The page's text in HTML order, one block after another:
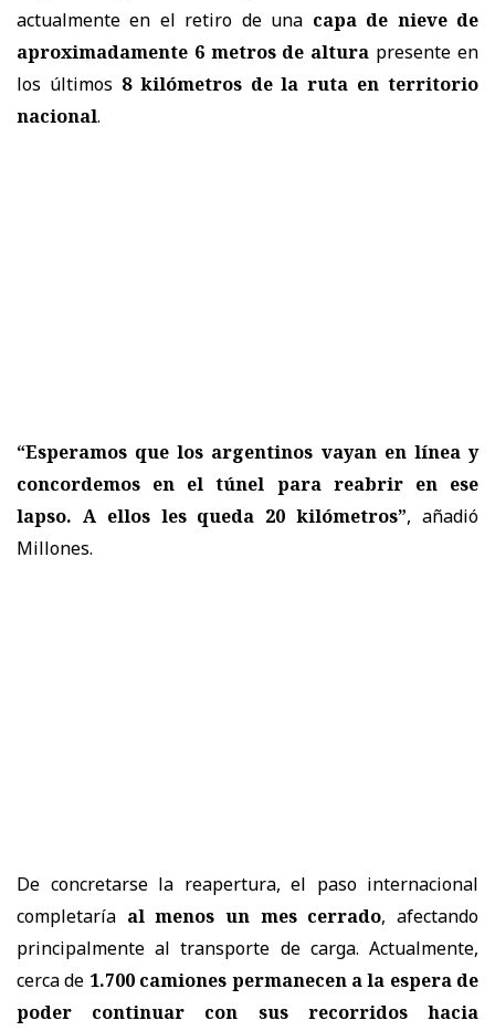
actualmente en el retiro de una capa de nieve de
aproximadamente 6 metros de altura presente en
los últimos 8 kilómetros de la ruta en territorio
nacional.
“Esperamos que los argentinos vayan en línea y
concordemos en el túnel para reabrir en ese
lapso. A ellos les queda 20 kilómetros”, añadió
Millones.
De concretarse la reapertura, el paso internacional
completaría al menos un mes cerrado, afectando
principalmente al transporte de carga. Actualmente,
cerca de 1.700 camiones permanecen a la espera de
poder continuar con sus recorridos hacia